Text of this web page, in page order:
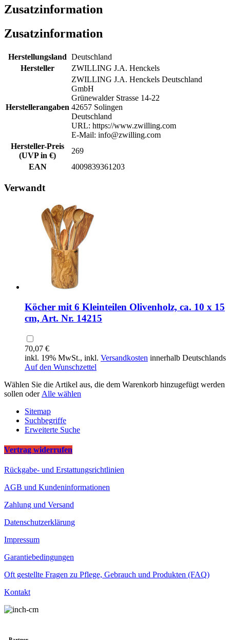
Zusatzinformation
Zusatzinformation
Herstellungsland Deutschland
Hersteller
ZWILLING J.A. Henckels
Herstellerangaben
ZWILLING J.A. Henckels Deutschland
GmbH
Grünewalder Strasse 14-22
42657 Solingen
Deutschland
URL: https://www.zwilling.com
E-Mail: info@zwilling.com
Hersteller-Preis
(UVP in €)
269
EAN
4009839361203
Verwandt
Köcher mit 6 Kleinteilen Olivenholz, ca. 10 x 15
cm, Art. Nr. 14215
70,07 €
inkl. 19% MwSt., inkl. Versandkosten innerhalb Deutschlands
Auf den Wunschzettel
Wählen Sie die Artikel aus, die dem Warenkorb hinzugefügt werden
sollen oder Alle wählen
Sitemap
Suchbegriffe
Erweiterte Suche
Vertrag widerrufen
Rückgabe- und Erstattungsrichtlinien
AGB und Kundeninformationen
Zahlung und Versand
Datenschutzerklärung
Impressum
Garantiebedingungen
Oft gestellte Fragen zu Pflege, Gebrauch und Produkten (FAQ)
Kontakt